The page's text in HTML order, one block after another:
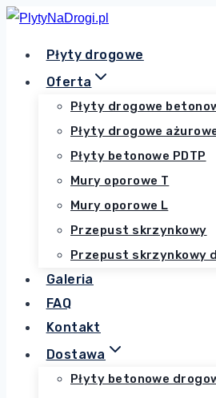
Przejdź
Płyty drogowe
Oferta
Płyty drogowe
Płyty drogowe
Płyty betonowe PDTP
Mury oporowe T
Mury oporowe L
Przepust skrzynkowy
Przepust skrzynkowy
Galeria
FAQ
Kontakt
Dostawa
Płyty betonowe